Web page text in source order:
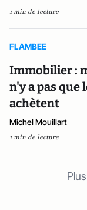
1 min de lecture
FLAMBEE
Immobilier :
n'y a pas que
achètent
Michel Mouillart
1 min de lecture